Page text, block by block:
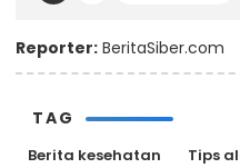
Reporter: BeritaSiber.com
TAG
Berita kesehatan
Tips